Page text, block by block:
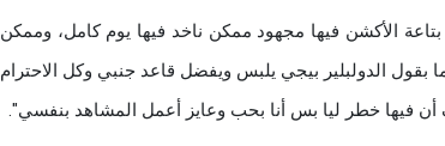
الأكشن فيها مجهود ممكن ناخد فيها يوم كامل، وممكن
بنفسي، ودايما بقول الدولبلير بيجي يلبس ويفضل قاعد جنبي وكل الاحترام
أن فيها خطر ليا بس أنا بحب وعايز أعمل المشاهد بنفسي".